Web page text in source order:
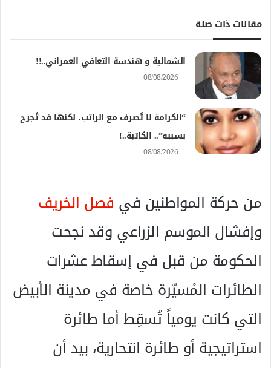
مقالات ذات صلة
الشمالية و هندسة التعافي العمراني..!!
08/08/2026
“الكرامة لا تُصرف مع الراتب، لكنها قد تُجرح
بسببه”.. الكاتبة..!
08/08/2026
من حركة المواطنين في فصل الخريف
وإفشال الموسم الزراعي وقد نجحت
الحكومة من قبل في إسقاط عشرات
الطائرات المُسيّرة خاصة في مدينة الأبيض
التي كانت يومياً تُسقِط أما طائرة
استراتيجية أو طائرة انتحارية، بيد أن